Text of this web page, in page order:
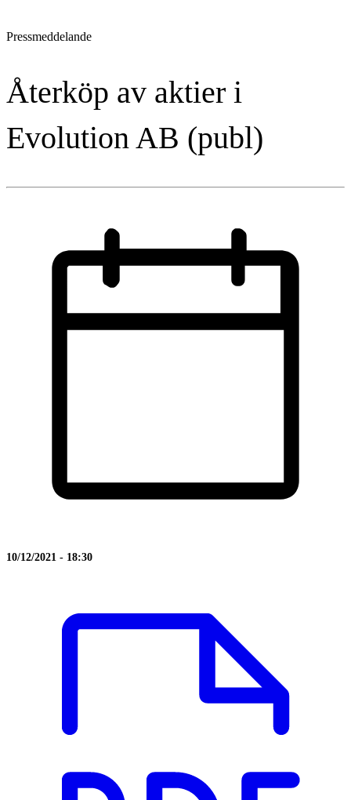
Pressmeddelande
Återköp av aktier i
Evolution AB (publ)
10/12/2021 - 18:30